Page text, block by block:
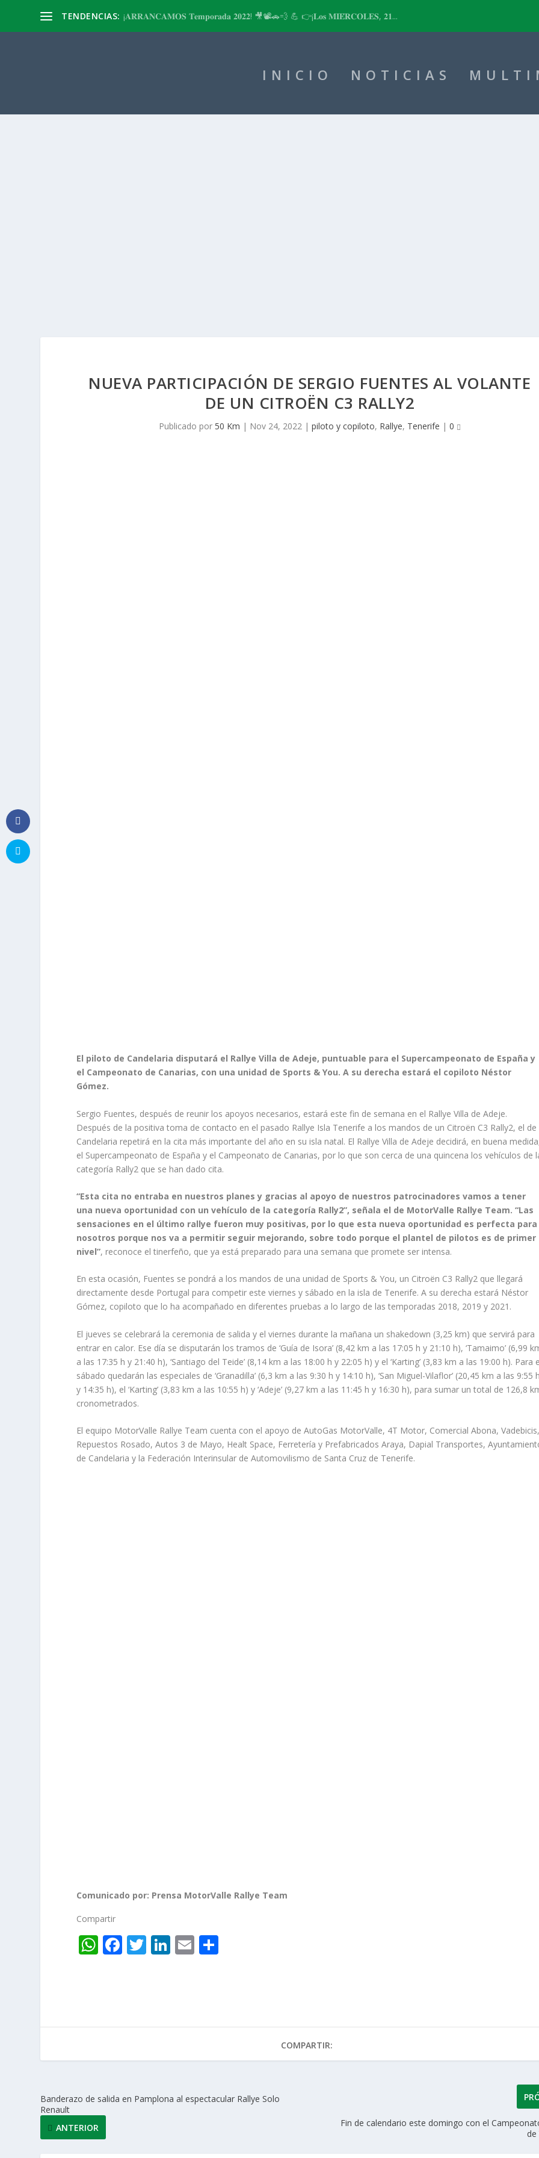
TENDENCIAS: ¡𝐀𝐑𝐑𝐀𝐍𝐂𝐀𝐌𝐎𝐒 𝐓𝐞𝐦𝐩𝐨𝐫𝐚𝐝𝐚 𝟐𝟎𝟐𝟐! 🎥📽🚗💨 💪 👉¡𝐋𝐨𝐬 𝐌𝐈𝐄́𝐑𝐂𝐎𝐋𝐄𝐒, 𝟐𝟏...
INICIO NOTICIAS
NUEVA PARTICIPACIÓN DE SERGIO FUENTES AL VOLANTE
DE UN CITROËN C3 RALLY2
Publicado por 50 Km | Nov 24, 2022| piloto y copiloto, Rallye, Tenerife | 0
El piloto de Candelaria disputará el Rallye Villa de Adeje, puntuable para el Supercampeonato de España y
el Campeonato de Canarias, con una unidad de Sports & You. A su derecha estará el copiloto Néstor
Gómez.
Sergio Fuentes, después de reunir los apoyos necesarios, estará este fin de semana en el Rallye Villa de Adeje.
Después de la positiva toma de contacto en el pasado Rallye Isla Tenerife a los mandos de un Citroën C3 Rally2, el de
Candelaria repetirá en la cita más importante del año en su isla natal. El Rallye Villa de Adeje decidirá, en buena
el Supercampeonato de España y el Campeonato de Canarias, por lo que son cerca de una quincena los vehículos de
categoría Rally2 que se han dado cita.
“Esta cita no entraba en nuestros planes y gracias al apoyo de nuestros patrocinadores vamos a tener
una nueva oportunidad con un vehículo de la categoría Rally2”, señala el de MotorValle Rallye Team. “Las
sensaciones en el último rallye fueron muy positivas, por lo que esta nueva oportunidad es perfecta para
nosotros porque nos va a permitir seguir mejorando, sobre todo porque el plantel de pilotos es de primer
nivel”, reconoce el tinerfeño, que ya está preparado para una semana que promete ser intensa.
En esta ocasión, Fuentes se pondrá a los mandos de una unidad de Sports & You, un Citroën C3 Rally2 que llegará
directamente desde Portugal para competir este viernes y sábado en la isla de Tenerife. A su derecha estará Néstor
Gómez, copiloto que lo ha acompañado en diferentes pruebas a lo largo de las temporadas 2018, 2019 y 2021.
El jueves se celebrará la ceremonia de salida y el viernes durante la mañana un shakedown (3,25 km) que servirá para
entrar en calor. Ese día se disputarán los tramos de ‘Guía de Isora’ (8,42 km a las 17:05 h y 21:10 h), ‘Tamaimo’ (6,99
a las 17:35 h y 21:40 h), ‘Santiago del Teide’ (8,14 km a las 18:00 h y 22:05 h) y el ‘Karting’ (3,83 km a las 19:00 h). Para
sábado quedarán las especiales de ‘Granadilla’ (6,3 km a las 9:30 h y 14:10 h), ‘San Miguel-Vilaflor’ (20,45 km a las 9:55 h
y 14:35 h), el ‘Karting’ (3,83 km a las 10:55 h) y ‘Adeje’ (9,27 km a las 11:45 h y 16:30 h), para sumar un total de 126,8
cronometrados.
El equipo MotorValle Rallye Team cuenta con el apoyo de AutoGas MotorValle, 4T Motor, Comercial Abona, Vadebicis,
Repuestos Rosado, Autos 3 de Mayo, Healt Space, Ferretería y Prefabricados Araya, Dapial Transportes,
de Candelaria y la Federación Interinsular de Automovilismo de Santa Cruz de Tenerife.
Comunicado por: Prensa MotorValle Rallye Team
Compartir
W
A
p
F
o
k
T Li
dI
E
ar
r
COMPARTIR:
Banderazo de salida en Pamplona al espectacular Rallye Solo
Renault
ANTERIOR
Fin de calendario este domingo con el
de